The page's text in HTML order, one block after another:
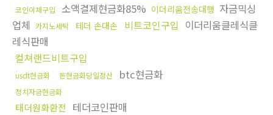
코인이체구입 소액결제현금화85% 이더리움전송대행 자금믹싱
업체 카지노세탁 테더 손대손 비트코인구입 이더리움클레식클
레식판매
컬쳐랜드비트구입
usdt현금화 돈현금화당일정산 btc현금화
정치자금현금화
태더원화환전 테더코인판매